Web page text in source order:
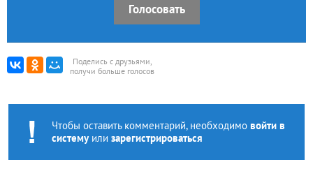
Голосовать
Поделись с друзьями,
получи больше голосов
Чтобы оставить комментарий, необходимо войти в
системуили зарегистрироваться